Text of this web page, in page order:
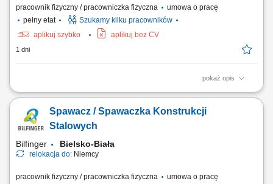
pracownik fizyczny / pracowniczka fizyczna
umowa o pracę
pełny etat
Szukamy kilku pracowników
aplikuj szybko
aplikuj bez CV
1 dni
pokaż opis
The position includes international assembly, installation, and service
Mechanical assembly and installation of machines and industrial
equipment; Installation of mechanical components, steel structures,
Spawacz / Spawaczka Konstrukcji
Stalowych
Bilfinger Bielsko-Biała
relokacja do: Niemcy
pracownik fizyczny / pracowniczka fizyczna
umowa o pracę